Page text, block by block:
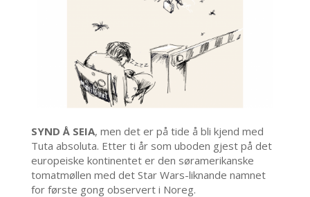
SYND Å SEIA, men det er på tide å bli kjend med
Tuta absoluta. Etter ti år som uboden gjest på det
europeiske kontinentet er den søramerikanske
tomatmøllen med det Star Wars-liknande namnet
for første gong observert i Noreg.